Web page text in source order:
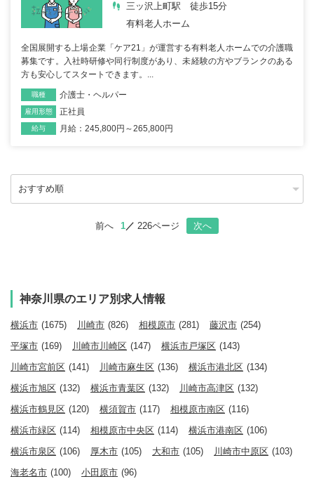
三ッ沢上町駅 徒歩15分
有料老人ホーム
全国展開する上場企業「ケア21」が運営する有料老人ホームでの介護職
募集です。入社時研修や同行制度があり、未経験の方やブランクのある
方も安心してスタートできます。...
職種 介護士・ヘルパー
雇用形態 正社員
給与 月給：245,800円～265,800円
前へ 1 226ページ 次へ
神奈川県のエリア別求人情報
横浜市 (1675) 川崎市 (826) 相模原市 (281) 藤沢市 (254)
平塚市 (169) 川崎市川崎区 (147) 横浜市戸塚区 (143)
川崎市宮前区 (141) 川崎市麻生区 (136) 横浜市港北区 (134)
横浜市旭区 (132) 横浜市青葉区 (132) 川崎市高津区 (132)
横浜市鶴見区 (120) 横須賀市 (117) 相模原市南区 (116)
横浜市緑区 (114) 相模原市中央区 (114) 横浜市港南区 (106)
横浜市泉区 (106) 厚木市 (105) 大和市 (105) 川崎市中原区 (103)
海老名市 (100) 小田原市 (96)